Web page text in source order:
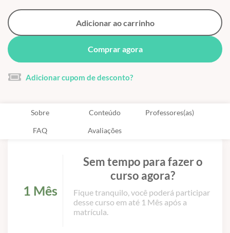
Adicionar ao carrinho
Comprar agora
Adicionar cupom de desconto?
Sobre Conteúdo Professores(as)
FAQ Avaliações
1 Mês
Sem tempo para fazer o
curso agora?
Fique tranquilo, você poderá participar
desse curso em até 1 Mês após a
matrícula.